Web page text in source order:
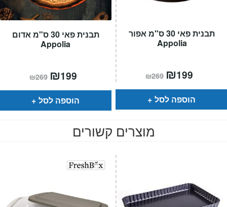
תבנית פאי 30 ס"מ אדום
Appolia
₪269 המחיר
המקורי
היה:
₪269.
₪199
הוא:
הוספה לסל
תבנית פאי 30 ס"מ אפור
Appolia
₪269 המחיר
המקורי
היה:
₪269.
₪199
הוא:
הוספה לסל
מוצרים קשורים